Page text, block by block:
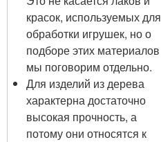
красок, используемых для
обработки игрушек, но о
подборе этих материалов
мы поговорим отдельно.
Для изделий из дерева
характерна достаточно
высокая прочность, а
потому они относятся к